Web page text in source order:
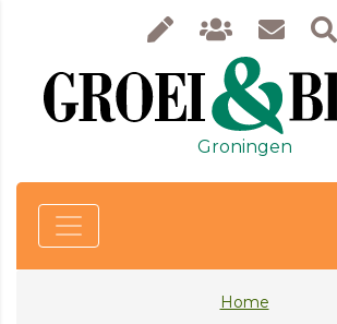
Groningen
Home